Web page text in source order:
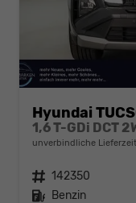
Hyundai
1,6 T-GDi DCT
unverbindliche
Fahrzeugnr. 142350
Kraftstoff Benzin